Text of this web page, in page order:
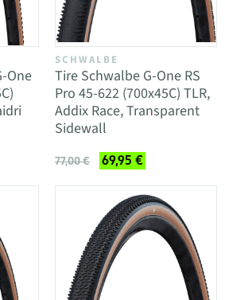
One
SCHWALBE
Tire Schwalbe G-One RS
Pro 45-622 (700x45C) TLR,
Addix Race, Transparent
Sidewall
77,00 € 69,95 €